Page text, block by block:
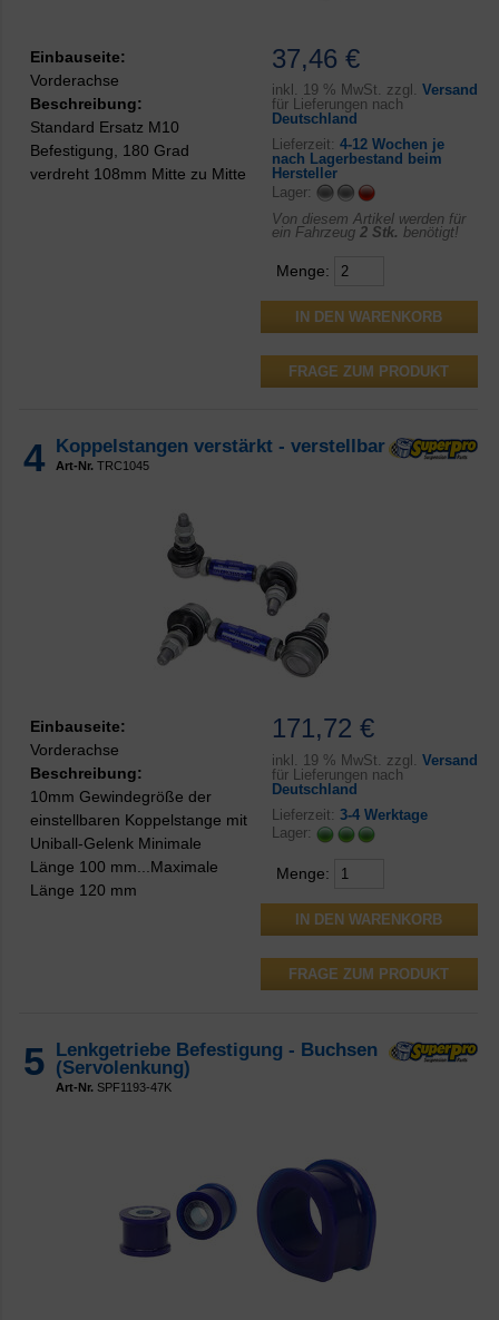
37,46 €
inkl. 19 % MwSt. zzgl. Versand
für Lieferungen nach
Deutschland
Lieferzeit: 4-12 Wochen je
nach Lagerbestand beim
Hersteller
Lager:
Von diesem Artikel werden für
ein Fahrzeug 2 Stk. benötigt!
Menge:
FRAGE ZUM PRODUKT
Einbauseite:
Vorderachse
Beschreibung:
Standard Ersatz M10
Befestigung, 180 Grad
verdreht 108mm Mitte zu Mitte
4 Koppelstangen verstärkt - verstellbar
Art-Nr. TRC1045
171,72 €
inkl. 19 % MwSt. zzgl. Versand
für Lieferungen nach
Deutschland
Lieferzeit: 3-4 Werktage
Lager:
Menge:
FRAGE ZUM PRODUKT
Einbauseite:
Vorderachse
Beschreibung:
10mm Gewindegröße der
einstellbaren Koppelstange mit
Uniball-Gelenk Minimale
Länge 100 mm...Maximale
Länge 120 mm
5 Lenkgetriebe Befestigung - Buchsen
(Servolenkung)
Art-Nr. SPF1193-47K